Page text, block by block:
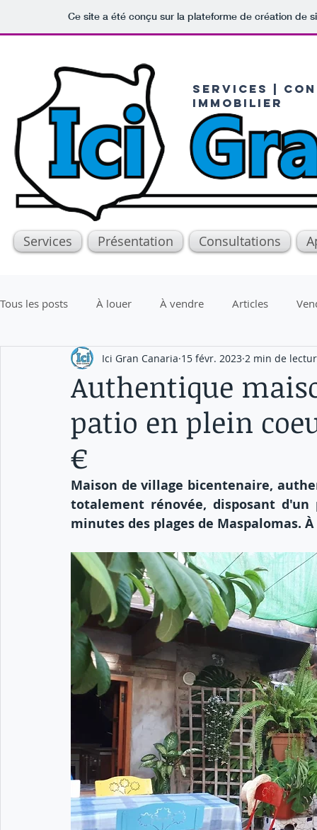
Ce site a été conçu sur la plateforme de création de
serviceS |
IMMOBILIER
Services Présentation Consultations
Tous les posts À louer À vendre Articles
Authentique
patio en plein
€
Ici Gran Canaria 15 févr. 2023 2 min de
Maison de village bicentenaire,
totalement rénovée, disposant
minutes des plages de Maspalomas.